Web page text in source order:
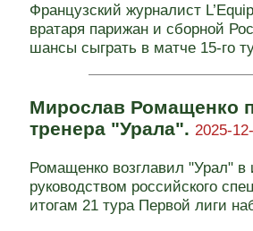
Французский журналист
вратаря парижан и сборной
шансы сыграть в матче 15-го
Мирослав Ромащенко
тренера "Урала". 2025-
Ромащенко возглавил "Урал"
руководством российского
итогам 21 тура Первой лиги